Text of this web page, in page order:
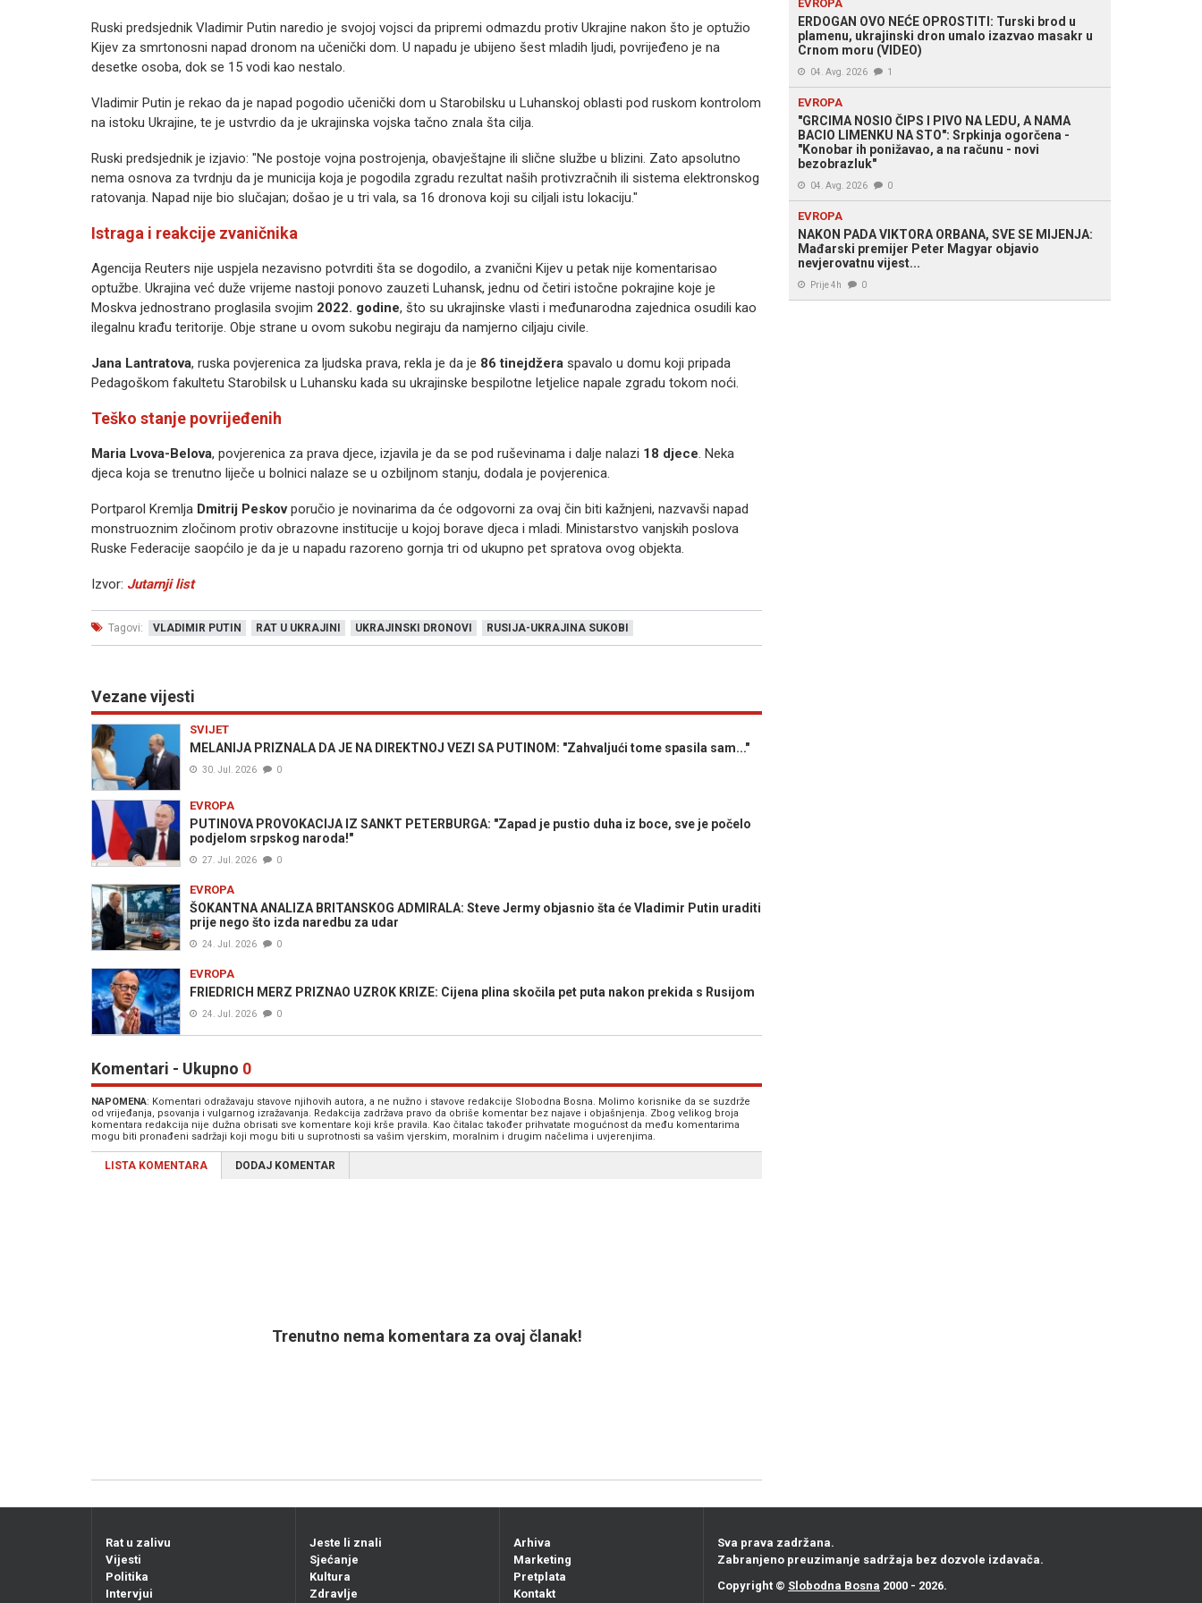
Ruski predsjednik Vladimir Putin naredio je svojoj vojsci da pripremi odmazdu protiv Ukrajine nakon što je optužio
Kijev za smrtonosni napad dronom na učenički dom. U napadu je ubijeno šest mladih ljudi, povrijeđeno je na
desetke osoba, dok se 15 vodi kao nestalo.
Vladimir Putin je rekao da je napad pogodio učenički dom u Starobilsku u Luhanskoj oblasti pod ruskom kontrolom
na istoku Ukrajine, te je ustvrdio da je ukrajinska vojska tačno znala šta cilja.
Ruski predsjednik je izjavio: "Ne postoje vojna postrojenja, obavještajne ili slične službe u blizini. Zato apsolutno
nema osnova za tvrdnju da je municija koja je pogodila zgradu rezultat naših protivzračnih ili sistema elektronskog
ratovanja. Napad nije bio slučajan; došao je u tri vala, sa 16 dronova koji su ciljali istu lokaciju."
Istraga i reakcije zvaničnika
Agencija Reuters nije uspjela nezavisno potvrditi šta se dogodilo, a zvanični Kijev u petak nije komentarisao
optužbe. Ukrajina već duže vrijeme nastoji ponovo zauzeti Luhansk, jednu od četiri istočne pokrajine koje je
Moskva jednostrano proglasila svojim 2022. godine, što su ukrajinske vlasti i međunarodna zajednica osudili kao
ilegalnu krađu teritorije. Obje strane u ovom sukobu negiraju da namjerno ciljaju civile.
Jana Lantratova, ruska povjerenica za ljudska prava, rekla je da je 86 tinejdžera spavalo u domu koji pripada
Pedagoškom fakultetu Starobilsk u Luhansku kada su ukrajinske bespilotne letjelice napale zgradu tokom noći.
Teško stanje povrijeđenih
Maria Lvova-Belova, povjerenica za prava djece, izjavila je da se pod ruševinama i dalje nalazi 18 djece. Neka
djeca koja se trenutno liječe u bolnici nalaze se u ozbiljnom stanju, dodala je povjerenica.
Portparol Kremlja Dmitrij Peskovporučio je novinarima da će odgovorni za ovaj čin biti kažnjeni, nazvavši napad
monstruoznim zločinom protiv obrazovne institucije u kojoj borave djeca i mladi. Ministarstvo vanjskih poslova
Ruske Federacije saopćilo je da je u napadu razoreno gornja tri od ukupno pet spratova ovog objekta.
Izvor: Jutarnji list
Tagovi: VLADIMIR PUTIN RAT U UKRAJINI UKRAJINSKI DRONOVI RUSIJA-UKRAJINA SUKOBI
Vezane vijesti
SVIJET
MELANIJA PRIZNALA DA JE NA DIREKTNOJ VEZI SA PUTINOM: "Zahvaljući tome spasila sam..."
30. Jul. 2026 0
EVROPA
PUTINOVA PROVOKACIJA IZ SANKT PETERBURGA: "Zapad je pustio duha iz boce, sve je počelo
podjelom srpskog naroda!"
27. Jul. 2026 0
EVROPA
ŠOKANTNA ANALIZA BRITANSKOG ADMIRALA: Steve Jermy objasnio šta će Vladimir Putin uraditi
prije nego što izda naredbu za udar
24. Jul. 2026 0
EVROPA
FRIEDRICH MERZ PRIZNAO UZROK KRIZE: Cijena plina skočila pet puta nakon prekida s Rusijom
24. Jul. 2026 0
Komentari - Ukupno 0
NAPOMENA: Komentari odražavaju stavove njihovih autora, a ne nužno i stavove redakcije Slobodna Bosna. Molimo korisnike da se suzdrže
od vrijeđanja, psovanja i vulgarnog izražavanja. Redakcija zadržava pravo da obriše komentar bez najave i objašnjenja. Zbog velikog broja
komentara redakcija nije dužna obrisati sve komentare koji krše pravila. Kao čitalac također prihvatate mogućnost da među komentarima
mogu biti pronađeni sadržaji koji mogu biti u suprotnosti sa vašim vjerskim, moralnim i drugim načelima i uvjerenjima.
LISTA KOMENTARA DODAJ KOMENTAR
Trenutno nema komentara za ovaj članak!
EVROPA
ERDOGAN OVO NEĆE OPROSTITI: Turski brod u
plamenu, ukrajinski dron umalo izazvao masakr u
Crnom moru (VIDEO)
04. Avg. 2026 1
EVROPA
"GRCIMA NOSIO ČIPS I PIVO NA LEDU, A NAMA
BACIO LIMENKU NA STO": Srpkinja ogorčena -
"Konobar ih ponižavao, a na računu - novi
bezobrazluk"
04. Avg. 2026 0
EVROPA
NAKON PADA VIKTORA ORBANA, SVE SE MIJENJA:
Mađarski premijer Peter Magyar objavio
nevjerovatnu vijest...
Prije 4h 0
Rat u zalivu
Vijesti
Politika
Intervjui
Jeste li znali
Sjećanje
Kultura
Zdravlje
Arhiva
Marketing
Pretplata
Kontakt
Sva prava zadržana.
Zabranjeno preuzimanje sadržaja bez dozvole izdavača.
Copyright © Slobodna Bosna 2000 - 2026.